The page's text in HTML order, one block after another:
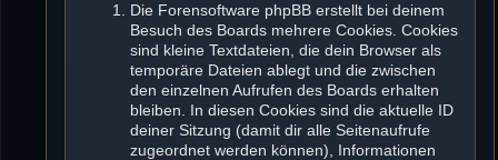
Die Forensoftware phpBB erstellt bei deinem
Besuch des Boards mehrere Cookies. Cookies
sind kleine Textdateien, die dein Browser als
temporäre Dateien ablegt und die zwischen
den einzelnen Aufrufen des Boards erhalten
bleiben. In diesen Cookies sind die aktuelle ID
deiner Sitzung (damit dir alle Seitenaufrufe
zugeordnet werden können), Informationen